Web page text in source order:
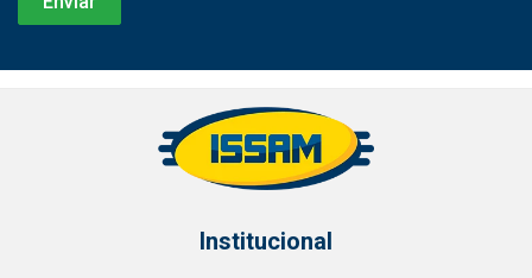
Institucional